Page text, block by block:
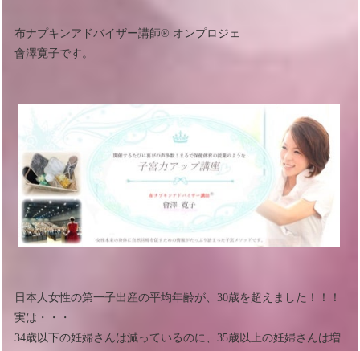
布ナプキンアドバイザー講師®︎ オンプロジェ
會澤寛子です。
日本人女性の第一子出産の平均年齢が、30歳を超えました！！！
実は・・・
34歳以下の妊婦さんは減っているのに、35歳以上の妊婦さんは増